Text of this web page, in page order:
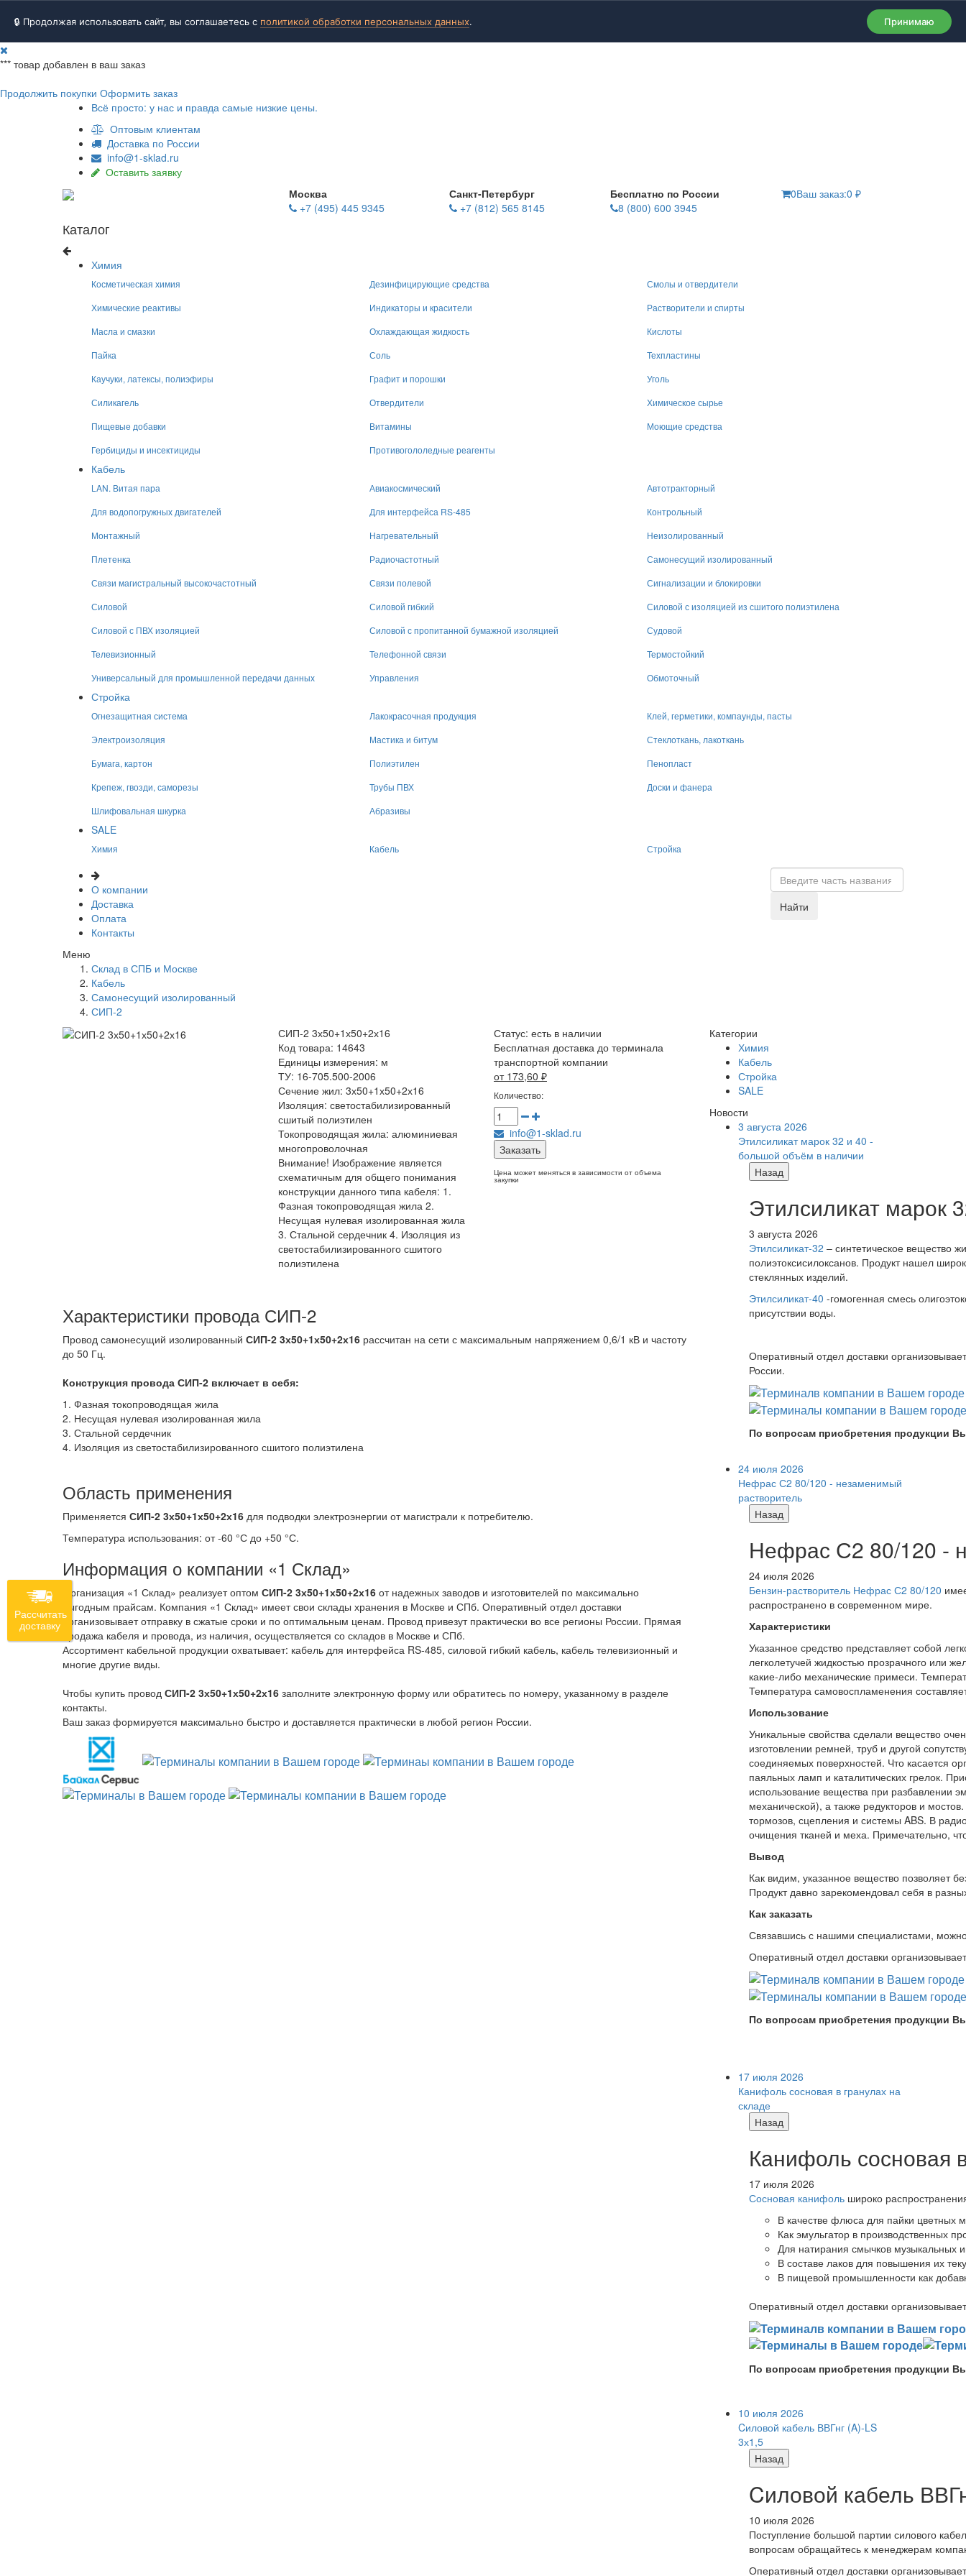
🔒 Продолжая использовать сайт, вы соглашаетесь с политикой обработки персональных данных. Принимаю
*** товар добавлен в ваш заказ
Продолжить покупки Оформить заказ
Всё просто: у нас и правда самые низкие цены.
Оптовым клиентам
Доставка по России
info@1-sklad.ru
Оставить заявку
Москва
+7 (495) 445 9345
Санкт-Петербург
+7 (812) 565 8145
Бесплатно по России
8 (800) 600 3945
0Ваш заказ:0 ₽
Каталог
Химия
Косметическая химия Дезинфицирующие средства
Смолы и отвердители
Химические реактивы
Индикаторы и красители
Растворители и спирты
Масла и смазки
Охлаждающая жидкость
Кислоты
Пайка
Соль
Техпластины
Каучуки, латексы, полиэфиры
Графит и порошки
Уголь
Силикагель
Отвердители
Химическое сырье
Пищевые добавки
Витамины
Моющие средства
Гербициды и инсектициды
Противогололедные реагенты
Кабель
LAN. Витая пара Авиакосмический
Автотракторный
Для водопогружных двигателей
Для интерфейса RS-485
Контрольный
Монтажный
Нагревательный
Неизолированный
Плетенка
Радиочастотный
Самонесущий изолированный
Связи магистральный высокочастотный
Связи полевой
Сигнализации и блокировки
Силовой
Силовой гибкий
Силовой с изоляцией из сшитого полиэтилена
Силовой с ПВХ изоляцией
Силовой с пропитанной бумажной изоляцией
Судовой
Телевизионный
Телефонной связи
Термостойкий
Универсальный для промышленной передачи данных
Управления Обмоточный
Стройка
Огнезащитная система Лакокрасочная продукция
Клей, герметики, компаунды, пасты
Электроизоляция
Мастика и битум
Стеклоткань, лакоткань
Бумага, картон
Полиэтилен
Пенопласт
Крепеж, гвозди, саморезы
Трубы ПВХ
Доски и фанера
Шлифовальная шкурка
Абразивы
SALE
Химия Кабель Стройка
О компании
Доставка
Оплата
Контакты
Найти
Меню
Склад в СПБ и Москве
Кабель
Самонесущий изолированный
СИП-2
СИП-2 3х50+1х50+2х16
Код товара: 14643
Единицы измерения: м
ТУ: 16-705.500-2006
Сечение жил: 3х50+1х50+2х16
Изоляция: светостабилизированный
сшитый полиэтилен
Токопроводящая жила: алюминиевая
многопроволочная
Внимание! Изображение является
схематичным для общего понимания
конструкции данного типа кабеля: 1.
Фазная токопроводящая жила 2.
Несущая нулевая изолированная жила
3. Стальной сердечник 4. Изоляция из
светостабилизированного сшитого
полиэтилена
Статус: есть в наличии
Бесплатная доставка до терминала
транспортной компании
от 173,60 ₽
Количество:
info@1-sklad.ru
Заказать
Цена может меняться в зависимости от объема
закупки
Характеристики провода СИП-2
Провод самонесущий изолированный СИП-2 3х50+1х50+2х16 рассчитан на сети с максимальным напряжением 0,6/1 кВ и частоту
до 50 Гц.
Конструкция провода СИП-2 включает в себя:
1. Фазная токопроводящая жила
2. Несущая нулевая изолированная жила
3. Стальной сердечник
4. Изоляция из светостабилизированного сшитого полиэтилена
Область применения
Применяется СИП-2 3х50+1х50+2х16 для подводки электроэнергии от магистрали к потребителю.
Температура использования: от -60 °С до +50 °С.
Информация о компании «1 Склад»
Организация «1 Склад» реализует оптом СИП-2 3х50+1х50+2х16 от надежных заводов и изготовителей по максимально
выгодным прайсам. Компания «1 Склад» имеет свои склады хранения в Москве и СПб. Оперативный отдел доставки
организовывает отправку в сжатые сроки и по оптимальным ценам. Провод привезут практически во все регионы России. Прямая
продажа кабеля и провода, из наличия, осуществляется со складов в Москве и СПб.
Ассортимент кабельной продукции охватывает: кабель для интерфейса RS-485, силовой гибкий кабель, кабель телевизионный и
многие другие виды.
Чтобы купить провод СИП-2 3х50+1х50+2х16 заполните электронную форму или обратитесь по номеру, указанному в разделе
контакты.
Ваш заказ формируется максимально быстро и доставляется практически в любой регион России.
Категории
Химия
Кабель
Стройка
SALE
Новости
3 августа 2026
Этилсиликат марок 32 и 40 -
большой объём в наличии
Назад
Этилсиликат марок
3 августа 2026
Этилсиликат-32 – синтетическое вещество
полиэтоксисилоксанов. Продукт нашел
стеклянных изделий.
Этилсиликат-40 -гомогенная смесь
присутствии воды.
Оперативный отдел доставки
России.
По вопросам приобретения продукции
24 июля 2026
Нефрас С2 80/120 - незаменимый
растворитель
Назад
Нефрас С2 80/120 -
24 июля 2026
Бензин-растворитель Нефрас С2 80/120
распространено в современном мире.
Характеристики
Указанное средство представляет собой
легколетучей жидкостью прозрачного или
какие-либо механические примеси.
Температура самовоспламенения
Использование
Уникальные свойства сделали вещество
изготовлении ремней, труб и другой
соединяемых поверхностей. Что касается
паяльных ламп и каталитических грелок.
использование вещества при разбавлении
механической), а также редукторов и
тормозов, сцепления и системы ABS. В
очищения тканей и меха. Примечательно,
Вывод
Как видим, указанное вещество позволяет
Продукт давно зарекомендовал себя в
Как заказать
Связавшись с нашими специалистами,
Оперативный отдел доставки
По вопросам приобретения продукции
17 июля 2026
Канифоль сосновая в гранулах на
складе
Назад
Канифоль сосновая
17 июля 2026
Сосновая канифоль широко
В качестве флюса для пайки цветных
Как эмульгатор в производственных
Для натирания смычков музыкальных
В составе лаков для повышения их
В пищевой промышленности как
Оперативный отдел доставки
По вопросам приобретения продукции
10 июля 2026
Cиловой кабель ВВГнг (A)-LS
3х1,5
Назад
Cиловой кабель
10 июля 2026
Поступление большой партии силового
вопросам обращайтесь к менеджерам
Оперативный отдел доставки
Рассчитать
доставку